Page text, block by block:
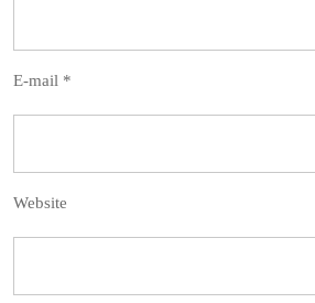
E-mail *
Website